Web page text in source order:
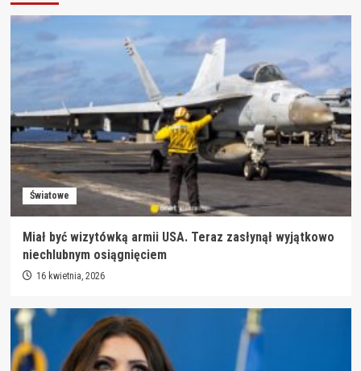
Światowe
Miał być wizytówką armii USA. Teraz zasłynął wyjątkowo
niechlubnym osiągnięciem
16 kwietnia, 2026